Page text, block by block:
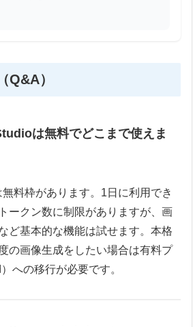
Q&A）
は無料でどこまで使えま
料枠があります。1日に利用でき
ークン数に制限がありますが、画
ど基本的な機能は試せます。本格
の画像生成をしたい場合は有料プ
への移行が必要です。